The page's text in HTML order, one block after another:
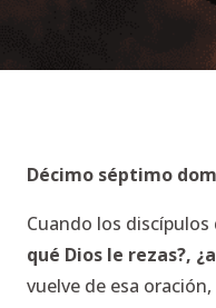
Décimo séptimo
Cuando los
qué Dios le rezas?,
vuelve de esa